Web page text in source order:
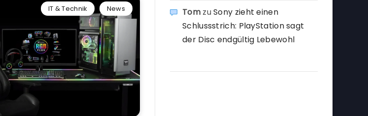
IT & Technik News TomzuSony zieht einen
Schlussstrich: PlayStation sagt
der Disc endgültig Lebewohl